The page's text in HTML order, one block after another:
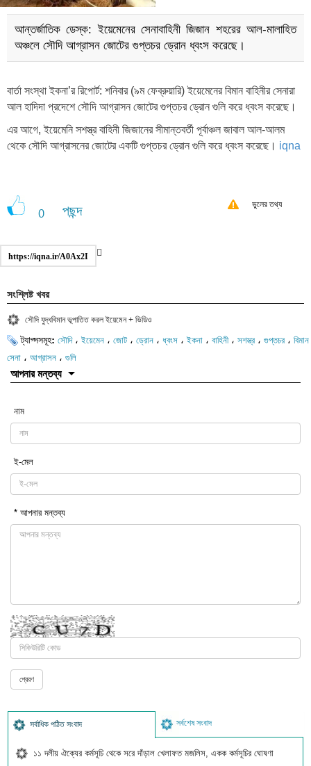
আন্তর্জাতিক ডেস্ক: ইয়েমেনের সেনাবাহিনী জিজান শহরের আল-মালাহিত
অঞ্চলে সৌদি আগ্রাসন জোটের গুপ্তচর ড্রোন ধ্বংস করেছে।
বার্তা সংস্থা ইকনা’র রিপোর্ট: শনিবার (৯ম ফেব্রুয়ারি) ইয়েমেনের বিমান বাহিনীর সেনারা
আল হাদিদা প্রদেশে সৌদি আগ্রাসন জোটের গুপ্তচর ড্রোন গুলি করে ধ্বংস করেছে।
এর আগে, ইয়েমেনি সশস্ত্র বাহিনী জিজানের সীমান্তবর্তী পূর্বাঞ্চল জাবাল আল-আলম
থেকে সৌদি আগ্রাসনের জোটের একটি গুপ্তচর ড্রোন গুলি করে ধ্বংস করেছে। iqna
0 পছন্দ ভুলের তথ্য
https://iqna.ir/A0Ax2I
সংশ্লিষ্ট খবর
সৌদি যুদ্ধবিমান ভূপাতিত করল ইয়েমেন + ভিডিও
ট্যাগ্সসমূহ: সৌদি،ইয়েমেন ، জোট ، ড্রোন ، ধ্বংস ،ইকনা ، বাহিনী، সশস্ত্র ، গুপ্তচর ، বিমান
সেনা ، আগ্রাসন ، গুলি
আপনার মন্তব্য
নাম
ই-মেল
* আপনার মন্তব্য
সর্বাধিক পঠিত সংবাদ সর্বশেষ সংবাদ
১১ দলীয় ঐক্যের কর্মসূচি থেকে সরে দাঁড়াল খেলাফত মজলিস, একক কর্মসূচির ঘোষণা